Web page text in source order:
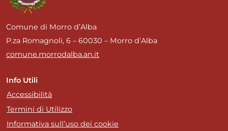
Comune di Morro d’Alba
P.za Romagnoli, 6 – 60030 – Morro d’Alba
comune.morrodalba.an.it
Info Utili
Accessibilità
Termini di Utilizzo
Informativa sull’uso dei cookie